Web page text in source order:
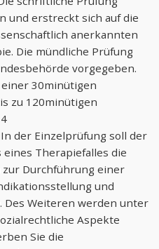
und erstreckt sich auf die
anerkannten
Die mündliche Prüfung
vorgegeben.
30minütigen
zu 120minütigen
der Einzelprüfung soll der
Therapiefalles die
Durchführung einer
und
Des Weiteren werden unter
Aspekte
Sie die